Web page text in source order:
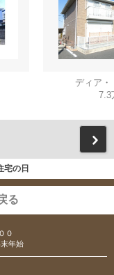
ディア・
7.3
宅の日
る
０
年始